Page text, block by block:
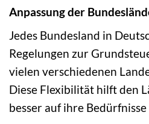
Anpassung der
Jedes Bundesland in
Regelungen zur
vielen verschiedenen
Diese Flexibilität hilft den
besser auf ihre